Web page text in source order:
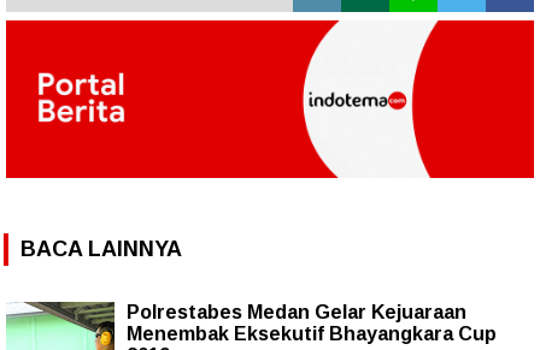
BACA LAINNYA
Polrestabes Medan Gelar Kejuaraan
Menembak Eksekutif Bhayangkara Cup